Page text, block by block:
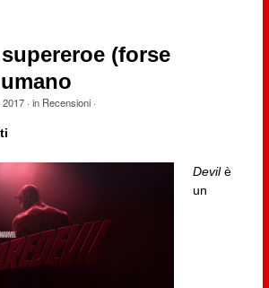
(forse
· in Recensioni·
Devilè
un